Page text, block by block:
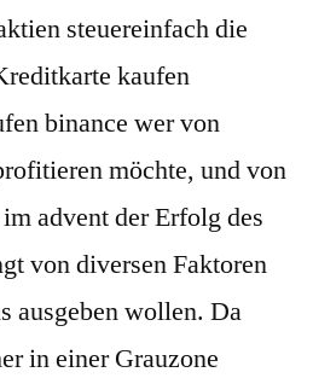
steuereinfach die
kaufen
binance wer von
möchte, und von
advent der Erfolg des
von diversen Faktoren
ausgeben wollen. Da
in einer Grauzone